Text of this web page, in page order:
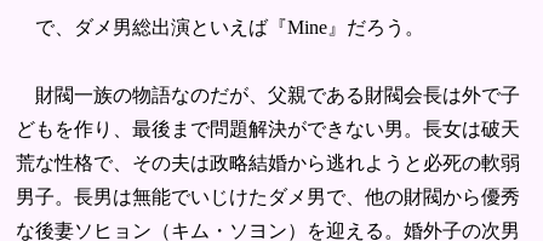
で、ダメ男総出演といえば『Mine』だろう。
財閥一族の物語なのだが、父親である財閥会長は外で子
どもを作り、最後まで問題解決ができない男。長女は破天
荒な性格で、その夫は政略結婚から逃れようと必死の軟弱
男子。長男は無能でいじけたダメ男で、他の財閥から優秀
な後妻ソヒョン（キム・ソヨン）を迎える。婚外子の次男